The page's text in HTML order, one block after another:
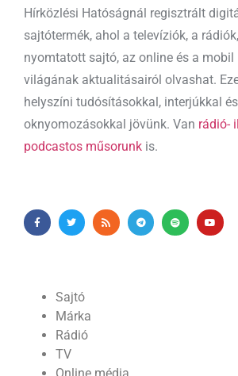
Hírközlési Hatóságnál regisztrált
sajtótermék, ahol a televíziók, a
nyomtatott sajtó, az online és a mobil
világának aktualitásairól olvashat.
helyszíni tudósításokkal, interjúkkal
oknyomozásokkal jövünk. Van rádió-
podcastos műsorunk is.
Sajtó
Márka
Rádió
TV